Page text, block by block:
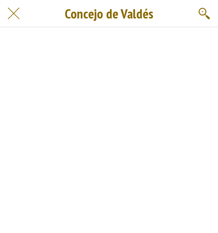
Concejo de Valdés